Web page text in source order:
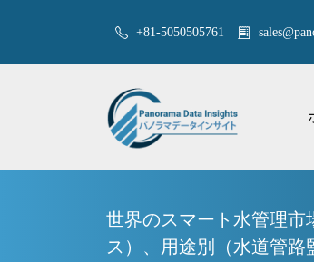
+81-5050505761
世界のスマート水管理市
ス）、用途別（水道管